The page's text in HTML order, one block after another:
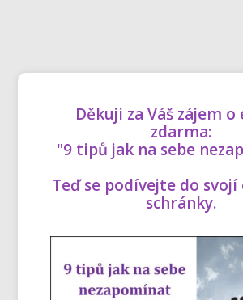
Děkuji za Váš zájem o
zdarma:
"9 tipů jak na sebe
Teď se podívejte do
schránky.